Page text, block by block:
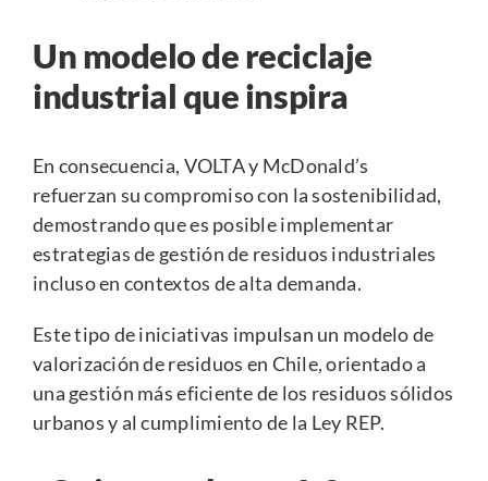
Un modelo de reciclaje
industrial que inspira
En consecuencia, VOLTA y McDonald’s
refuerzan su compromiso con la sostenibilidad,
demostrando que es posible implementar
estrategias de gestión de residuos industriales
incluso en contextos de alta demanda.
Este tipo de iniciativas impulsan un modelo de
valorización de residuos en Chile, orientado a
una gestión más eficiente de los residuos sólidos
urbanos y al cumplimiento de la Ley REP.